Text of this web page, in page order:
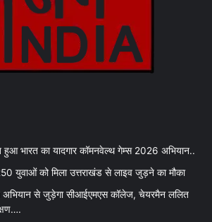
भारत का यादगार कॉमनवेल्थ गेम्स 2026 अभियान..
युवाओं को मिला उत्तराखंड से लाइव जुड़ने का मौका
अभियान से जुड़ेगा सीआईएमएस कॉलेज, चेयरमैन ललित